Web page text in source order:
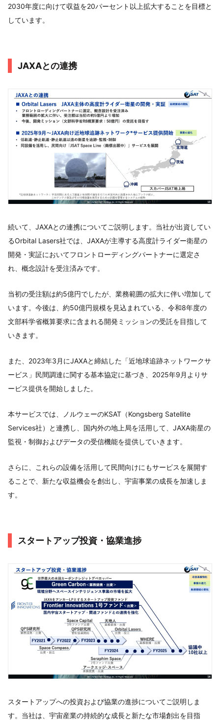
2030年度に向けて収益を20パーセント以上拡大することを目標と
しています。
JAXAとの連携
続いて、JAXAとの連携についてご説明します。当社が出資してい
るOrbital Lasers社では、JAXAが主導する高度計ライダー衛星の
開発・実証においてフロントローディングパートナーに選定さ
れ、概念設計を受注済みです。
当初の受注額は約5億円でしたが、業務範囲の拡大に伴い増加して
います。今後は、約50億円規模を見込まれている、令和8年度の
文部科学省概算要求に含まれる開発ミッションの受託を目指して
いきます。
また、2023年3月にJAXAと締結した「近地球追跡ネットワークサ
ービス」民間調達に関する基本協定に基づき、2025年9月よりサ
ービス提供を開始しました。
本サービスでは、ノルウェーのKSAT（Kongsberg Satellite
Services社）と連携し、国内外の地上局を活用して、JAXA衛星の
監視・制御およびデータの受信機能を提供していきます。
さらに、これらの設備を活用して民間向けにもサービスを展開す
ることで、新たな収益機会を創出し、宇宙事業の成長を加速しま
す。
スタートアップ投資・協業進捗
スタートアップへの投資および協業の進捗についてご説明しま
す。当社は、宇宙産業の持続的な成長と新たな市場創出を目指